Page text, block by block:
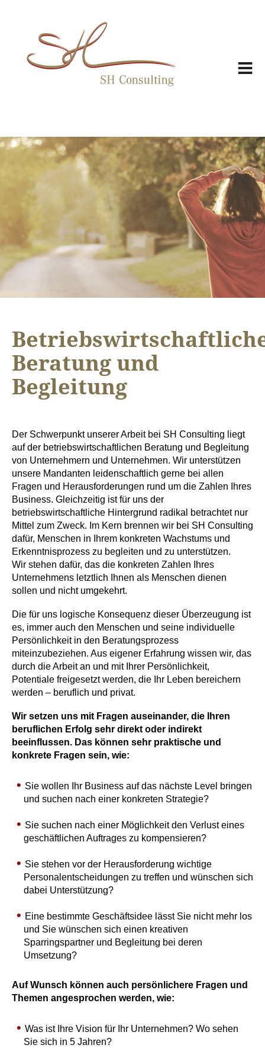
Beratung und
Begleitung
Der Schwerpunkt unserer Arbeit bei SH Consulting liegt
auf der betriebswirtschaftlichen Beratung und Begleitung
von Unternehmern und Unternehmen. Wir unterstützen
unsere Mandanten leidenschaftlich gerne bei allen
Fragen und Herausforderungen rund um die Zahlen Ihres
Business. Gleichzeitig ist für uns der
betriebswirtschaftliche Hintergrund radikal betrachtet nur
Mittel zum Zweck. Im Kern brennen wir bei SH Consulting
dafür, Menschen in Ihrem konkreten Wachstums und
Erkenntnisprozess zu begleiten und zu unterstützen.
Wir stehen dafür, das die konkreten Zahlen Ihres
Unternehmens letztlich Ihnen als Menschen dienen
sollen und nicht umgekehrt.
Die für uns logische Konsequenz dieser Überzeugung ist
es, immer auch den Menschen und seine individuelle
Persönlichkeit in den Beratungsprozess
miteinzubeziehen. Aus eigener Erfahrung wissen wir, das
durch die Arbeit an und mit Ihrer Persönlichkeit,
Potentiale freigesetzt werden, die Ihr Leben bereichern
werden – beruflich und privat.
Wir setzen uns mit Fragen auseinander, die Ihren
beruflichen Erfolg sehr direkt oder indirekt
beeinflussen. Das können sehr praktische und
konkrete Fragen sein, wie:
Sie wollen Ihr Business auf das nächste Level bringen
und suchen nach einer konkreten Strategie?
Sie suchen nach einer Möglichkeit den Verlust eines
geschäftlichen Auftrages zu kompensieren?
Sie stehen vor der Herausforderung wichtige
Personalentscheidungen zu treffen und wünschen sich
dabei Unterstützung?
Eine bestimmte Geschäftsidee lässt Sie nicht mehr los
und Sie wünschen sich einen kreativen
Sparringspartner und Begleitung bei deren
Umsetzung?
Auf Wunsch können auch persönlichere Fragen und
Themen angesprochen werden, wie:
Was ist Ihre Vision für Ihr Unternehmen? Wo sehen
Sie sich in 5 Jahren?